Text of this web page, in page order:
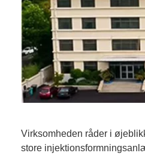
Virksomheden råder i
store